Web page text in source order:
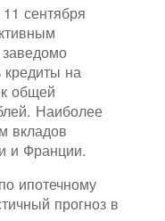
сентября
на
общей
Наиболее
вкладов
и Франции.
ипотечному
прогноз в